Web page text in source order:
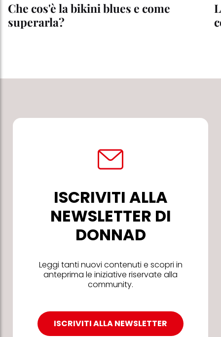
Che cos'è la bikini blues e come
superarla?
ISCRIVITI ALLA
NEWSLETTER DI
DONNAD
Leggi tanti nuovi contenuti e scopri in
anteprima le iniziative riservate alla
community.
ISCRIVITI ALLA NEWSLETTER